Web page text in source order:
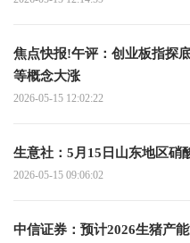
焦点快报!午评：创业板指探
等概念大涨
2026-05-15 12:02:22
生意社：5月15日山东地区硝
2026-05-15 09:06:02
中信证券：预计2026生猪产